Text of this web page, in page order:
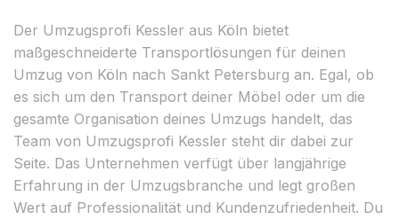
Der Umzugsprofi Kessler aus Köln bietet
maßgeschneiderte Transportlösungen für deinen
Umzug von Köln nach Sankt Petersburg an. Egal, ob
es sich um den Transport deiner Möbel oder um die
gesamte Organisation deines Umzugs handelt, das
Team von Umzugsprofi Kessler steht dir dabei zur
Seite. Das Unternehmen verfügt über langjährige
Erfahrung in der Umzugsbranche und legt großen
Wert auf Professionalität und Kundenzufriedenheit. Du